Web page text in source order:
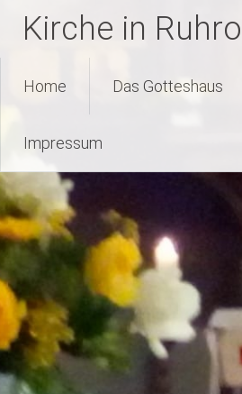
Kirche in
Inhalt
Home Das Gotteshaus
Impressum